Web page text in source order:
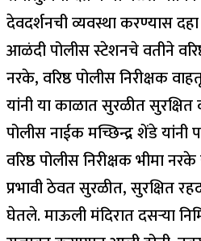
देवदर्शनची व्यवस्था करण्यास
आळंदी पोलीस स्टेशनचे वतीने
नरके, वरिष्ठ पोलीस निरीक्षक
यांनी या काळात सुरळीत
पोलीस नाईक मच्छिन्द्र शेंडे यांनी
वरिष्ठ पोलीस निरीक्षक भीमा
प्रभावी ठेवत सुरळीत, सुरक्षित
घेतले. माऊली मंदिरात दसऱ्या